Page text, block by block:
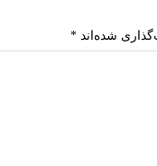
شده‌اند *